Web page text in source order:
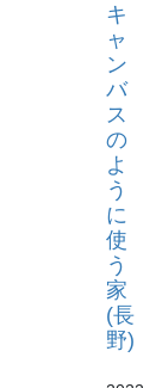
キ
ャ
ン
バ
ス
の
よ
う
に
使
う
家
(長
野)